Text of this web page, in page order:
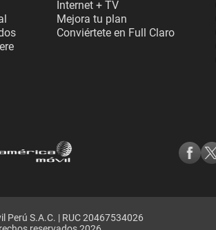
Internet + TV
Mejora tu plan
Conviértete en Full Claro
Perú S.A.C. | RUC 20467534026